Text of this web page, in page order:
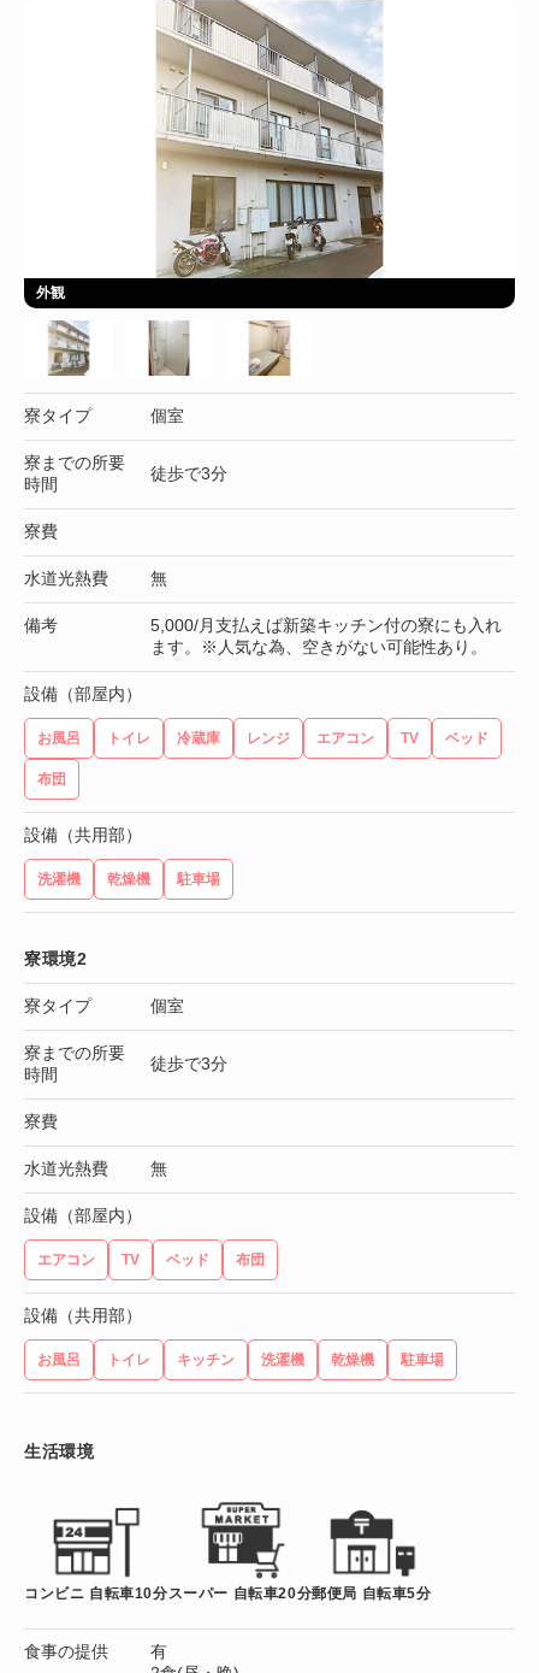
外観
寮タイプ 個室
寮までの所要
時間
徒歩で3分
寮費
水道光熱費 無
備考
5,000/月支払えば新築キッチン付の寮にも入れ
ます。※人気な為、空きがない可能性あり。
設備（部屋内）
お風呂 トイレ 冷蔵庫 レンジ エアコン TV ベッド
布団
設備（共用部）
洗濯機 乾燥機 駐車場
寮環境2
寮タイプ 個室
寮までの所要
時間
徒歩で3分
寮費
水道光熱費 無
設備（部屋内）
エアコン TV ベッド 布団
設備（共用部）
お風呂 トイレ キッチン 洗濯機 乾燥機 駐車場
生活環境
コンビニ 自転車10分 スーパー 自転車20分郵便局 自転車5分
食事の提供
有